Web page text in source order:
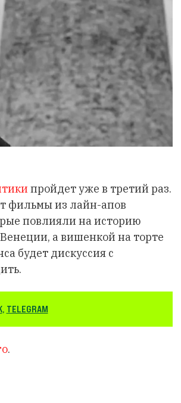
пройдет уже в третий раз.
фильмы из лайн-апов
повлияли на историю
а вишенкой на торте
будет дискуссия с
, TELEGRAM
.